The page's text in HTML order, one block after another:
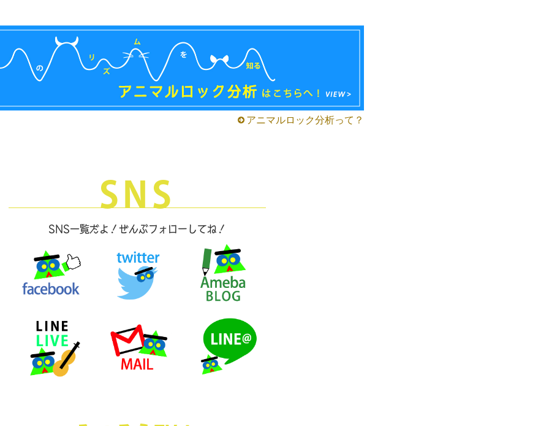
アニマルロック分析って？
SNS
SNS一覧だよ！ぜんぶフォローしてね！